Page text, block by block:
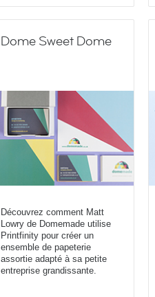
Dome Sweet Dome
Découvrez comment Matt
Lowry de Domemade utilise
Printfinity pour créer un
ensemble de papeterie
assortie adapté à sa petite
entreprise grandissante.